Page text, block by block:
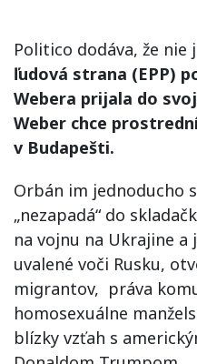
Politico dodáva, že nie
ľudová strana (EPP)
Webera prijala do
Weber chce
v Budapešti.
Orbán im jednoducho
„nezapadá“ do
na vojnu na Ukrajine a
uvalené voči Rusku,
migrantov, práva
homosexuálne
blízky vzťah s